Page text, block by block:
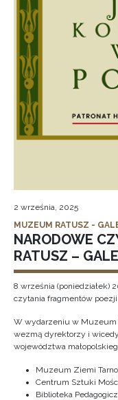
2 września, 2025
MUZEUM RATUSZ -
NARODOWE
RATUSZ –
8 września (poniedziałek)
czytania fragmentów
W wydarzeniu w Muzeum
wezmą dyrektorzy i
województwa
Muzeum Ziemi
Centrum Sztuki
Biblioteka